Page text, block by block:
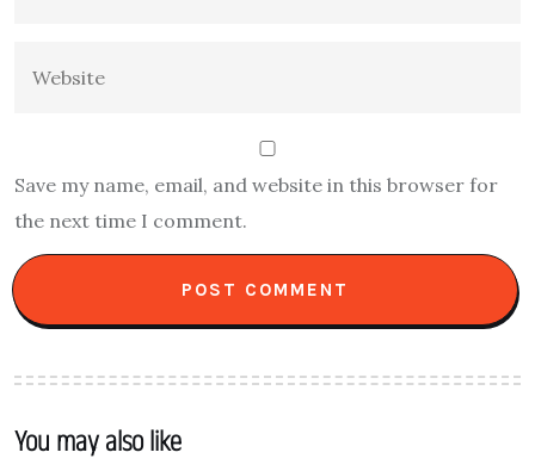
Save my name, email, and website in this browser for
the next time I comment.
You may also like